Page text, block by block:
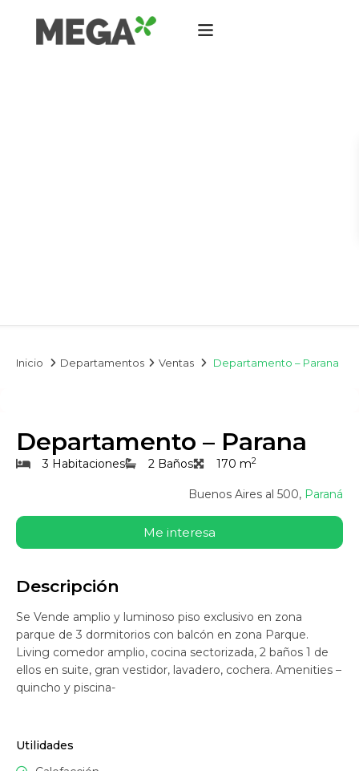
Inicio Departamentos Ventas Departamento – Parana
Departamento – Parana
3 Habitaciones 2 Baños 170 m2
Buenos Aires al 500, Paraná
Me interesa
Descripción
Se Vende amplio y luminoso piso exclusivo en zona
parque de 3 dormitorios con balcón en zona Parque.
Living comedor amplio, cocina sectorizada, 2 baños 1 de
ellos en suite, gran vestidor, lavadero, cochera. Amenities –
quincho y piscina-
Utilidades